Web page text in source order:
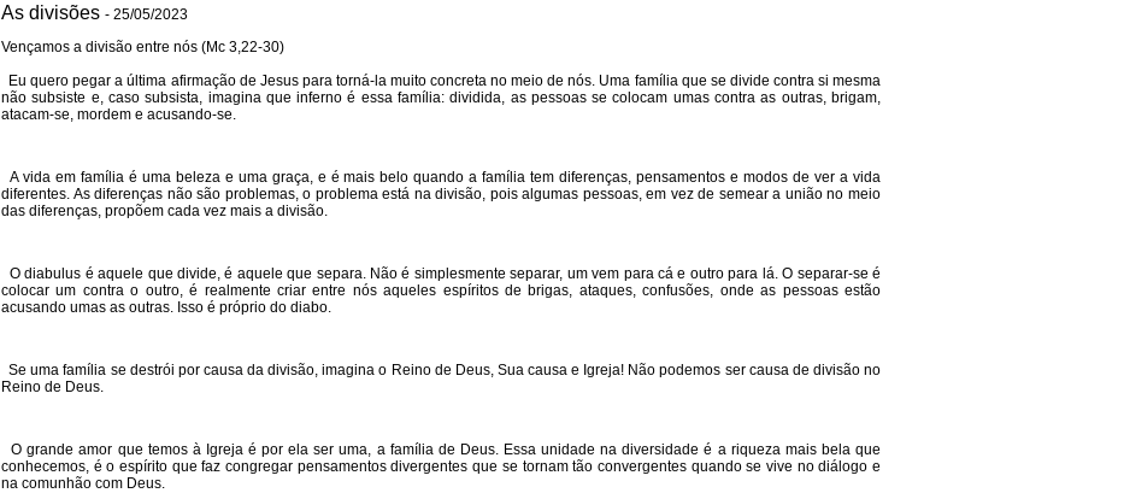
As divisões - 25/05/2023
Vençamos a divisão entre nós (Mc 3,22-30)
Eu quero pegar a última afirmação de Jesus para torná-la muito concreta no meio de nós. Uma família que se divide contra si mesma
não subsiste e, caso subsista, imagina que inferno é essa família: dividida, as pessoas se colocam umas contra as outras, brigam,
atacam-se, mordem e acusando-se.
A vida em família é uma beleza e uma graça, e é mais belo quando a família tem diferenças, pensamentos e modos de ver a vida
diferentes. As diferenças não são problemas, o problema está na divisão, pois algumas pessoas, em vez de semear a união no meio
das diferenças, propõem cada vez mais a divisão.
O diabulus é aquele que divide, é aquele que separa. Não é simplesmente separar, um vem para cá e outro para lá. O separar-se é
colocar um contra o outro, é realmente criar entre nós aqueles espíritos de brigas, ataques, confusões, onde as pessoas estão
acusando umas as outras. Isso é próprio do diabo.
Se uma família se destrói por causa da divisão, imagina o Reino de Deus, Sua causa e Igreja! Não podemos ser causa de divisão no
Reino de Deus.
O grande amor que temos à Igreja é por ela ser uma, a família de Deus. Essa unidade na diversidade é a riqueza mais bela que
conhecemos, é o espírito que faz congregar pensamentos divergentes que se tornam tão convergentes quando se vive no diálogo e
na comunhão com Deus.